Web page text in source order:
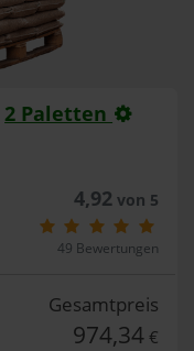
2 Paletten
4,92von 5
49 Bewertungen
Gesamtpreis
974,34 €